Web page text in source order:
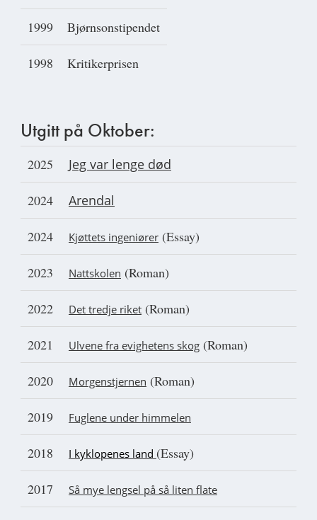
1999 Bjørnsonstipendet
1998 Kritikerprisen
Utgitt på Oktober:
2025 Jeg var lenge død
2024 Arendal
2024 Kjøttets ingeniører (Essay)
2023 Nattskolen (Roman)
2022 Det tredje riket (Roman)
2021 Ulvene fra evighetens skog (Roman)
2020 Morgenstjernen (Roman)
2019 Fuglene under himmelen
2018 I kyklopenes land (Essay)
2017 Så mye lengsel på så liten flate